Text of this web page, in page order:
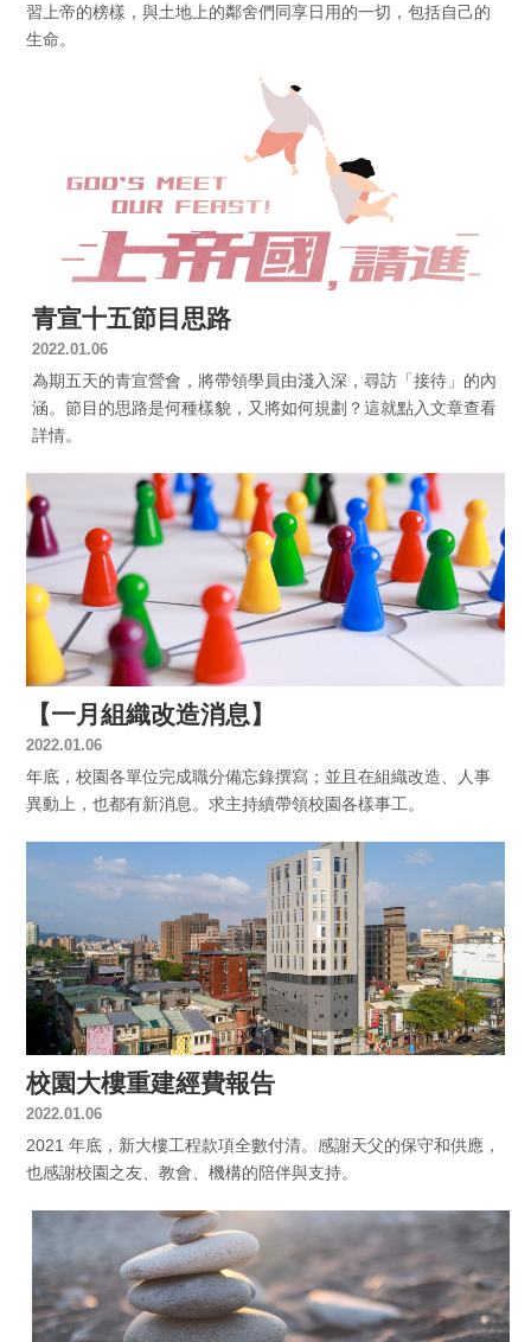
習上帝的榜樣，與土地上的鄰舍們同享日用的一切，包括自己的
生命。
青宣十五節目思路
2022.01.06
為期五天的青宣營會，將帶領學員由淺入深，尋訪「接待」的內
涵。節目的思路是何種樣貌，又將如何規劃？這就點入文章查看
詳情。
【一月組織改造消息】
2022.01.06
年底，校園各單位完成職分備忘錄撰寫；並且在組織改造、人事
異動上，也都有新消息。求主持續帶領校園各樣事工。
校園大樓重建經費報告
2022.01.06
2021 年底，新大樓工程款項全數付清。感謝天父的保守和供應，
也感謝校園之友、教會、機構的陪伴與支持。